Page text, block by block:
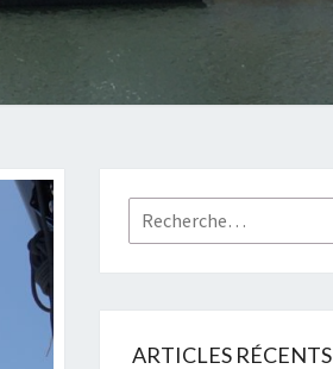
Rechercher :
ARTICLES RÉCENTS